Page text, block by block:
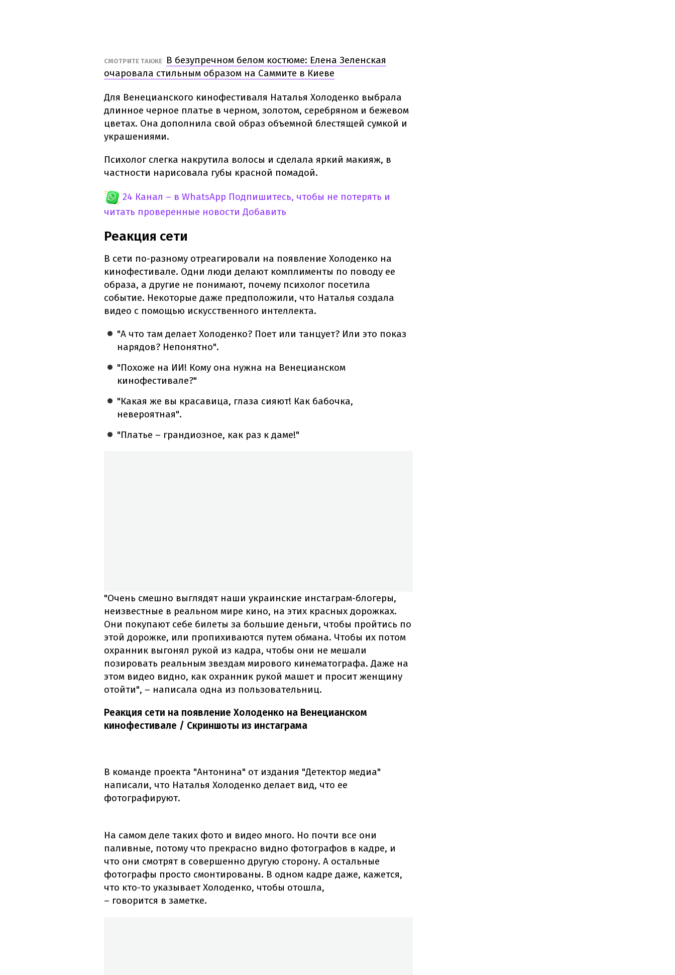
СМОТРИТЕ ТАКЖЕ
В безупречном белом костюме: Елена Зеленская
очаровала стильным образом на Саммите в Киеве
Для Венецианского кинофестиваля Наталья Холоденко выбрала
длинное черное платье в черном, золотом, серебряном и бежевом
цветах. Она дополнила свой образ объемной блестящей сумкой и
украшениями.
Психолог слегка накрутила волосы и сделала яркий макияж, в
частности нарисовала губы красной помадой.
24 Канал – в WhatsApp Подпишитесь, чтобы не потерять и
читать проверенные новости Добавить
Реакция сети
В сети по-разному отреагировали на появление Холоденко на
кинофестивале. Одни люди делают комплименты по поводу ее
образа, а другие не понимают, почему психолог посетила
событие. Некоторые даже предположили, что Наталья создала
видео с помощью искусственного интеллекта.
"А что там делает Холоденко? Поет или танцует? Или это показ
нарядов? Непонятно".
"Похоже на ИИ! Кому она нужна на Венецианском
кинофестивале?"
"Какая же вы красавица, глаза сияют! Как бабочка,
невероятная".
"Платье – грандиозное, как раз к даме!"
"Очень смешно выглядят наши украинские инстаграм-блогеры,
неизвестные в реальном мире кино, на этих красных дорожках.
Они покупают себе билеты за большие деньги, чтобы пройтись по
этой дорожке, или пропихиваются путем обмана. Чтобы их потом
охранник выгонял рукой из кадра, чтобы они не мешали
позировать реальным звездам мирового кинематографа. Даже на
этом видео видно, как охранник рукой машет и просит женщину
отойти", – написала одна из пользовательниц.
Реакция сети на появление Холоденко на Венецианском
кинофестивале / Скриншоты из инстаграма
В команде проекта "Антонина" от издания "Детектор медиа"
написали, что Наталья Холоденко делает вид, что ее
фотографируют.
На самом деле таких фото и видео много. Но почти все они
паливные, потому что прекрасно видно фотографов в кадре, и
что они смотрят в совершенно другую сторону. А остальные
фотографы просто смонтированы. В одном кадре даже, кажется,
что кто-то указывает Холоденко, чтобы отошла,
– говорится в заметке.